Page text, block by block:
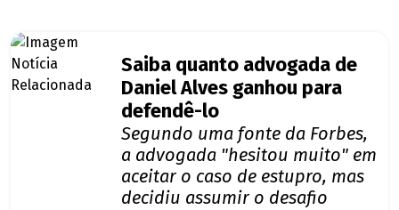
Saiba quanto advogada de
Daniel Alves ganhou para
defendê-lo
Segundo uma fonte da Forbes,
a advogada "hesitou muito" em
aceitar o caso de estupro, mas
decidiu assumir o desafio